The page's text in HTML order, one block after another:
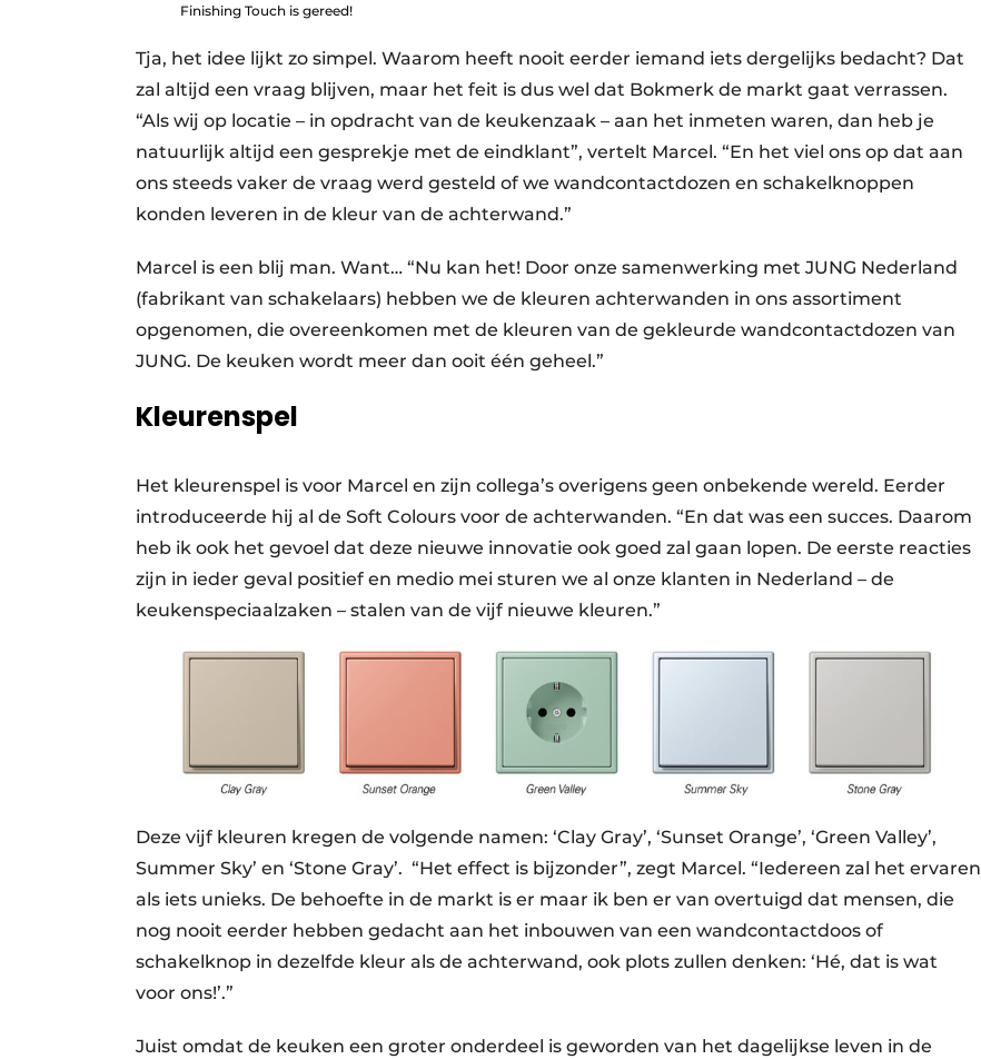
Finishing Touch is gereed!
Tja, het idee lijkt zo simpel. Waarom heeft nooit eerder iemand iets dergelijks bedacht? Dat
zal altijd een vraag blijven, maar het feit is dus wel dat Bokmerk de markt gaat verrassen.
“Als wij op locatie – in opdracht van de keukenzaak – aan het inmeten waren, dan heb je
natuurlijk altijd een gesprekje met de eindklant”, vertelt Marcel. “En het viel ons op dat aan
ons steeds vaker de vraag werd gesteld of we wandcontactdozen en schakelknoppen
konden leveren in de kleur van de achterwand.”
Marcel is een blij man. Want… “Nu kan het! Door onze samenwerking met JUNG Nederland
(fabrikant van schakelaars) hebben we de kleuren achterwanden in ons assortiment
opgenomen, die overeenkomen met de kleuren van de gekleurde wandcontactdozen van
JUNG. De keuken wordt meer dan ooit één geheel.”
Kleurenspel
Het kleurenspel is voor Marcel en zijn collega’s overigens geen onbekende wereld. Eerder
introduceerde hij al de Soft Colours voor de achterwanden. “En dat was een succes. Daarom
heb ik ook het gevoel dat deze nieuwe innovatie ook goed zal gaan lopen. De eerste reacties
zijn in ieder geval positief en medio mei sturen we al onze klanten in Nederland – de
keukenspeciaalzaken – stalen van de vijf nieuwe kleuren.”
Deze vijf kleuren kregen de volgende namen: ‘Clay Gray’, ‘Sunset Orange’, ‘Green Valley’,
Summer Sky’ en ‘Stone Gray’. “Het effect is bijzonder”, zegt Marcel. “Iedereen zal het ervaren
als iets unieks. De behoefte in de markt is er maar ik ben er van overtuigd dat mensen, die
nog nooit eerder hebben gedacht aan het inbouwen van een wandcontactdoos of
schakelknop in dezelfde kleur als de achterwand, ook plots zullen denken: ‘Hé, dat is wat
voor ons!’.”
Juist omdat de keuken een groter onderdeel is geworden van het dagelijkse leven in de